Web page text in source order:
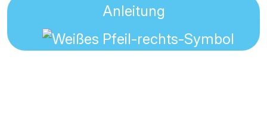
Anleitung